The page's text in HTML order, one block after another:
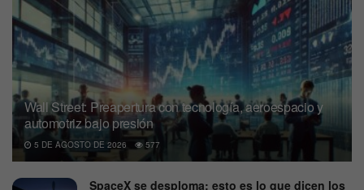
Wall Street: Preapertura con tecnología, aeroespacio y
automotriz bajo presión
5 DE AGOSTO DE 2026 577
SpaceX se desploma: esto es lo que dicen los